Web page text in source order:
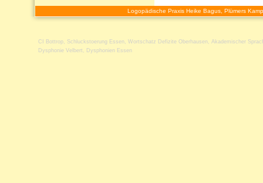
Logopädische Praxis Heike Bagus, Plümers
CI Bottrop, Schluckstoerung Essen , Wortschatz Defizite Oberhausen , Akademischer
Dysphonie Velbert , Dysphonien Essen